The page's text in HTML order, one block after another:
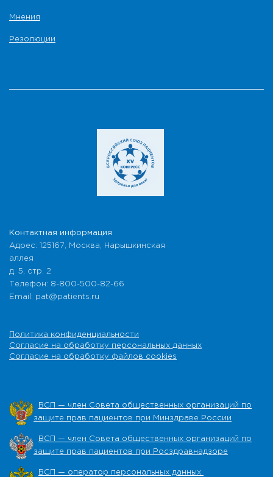
Мнения
Резолюции
Контактная информация
Адрес: 125167, Москва, Нарышкинская
аллея
д. 5, стр. 2
Телефон: 8-800-500-82-66
Email: pat@patients.ru
Политика конфиденциальности
Согласие на обработку персональных данных
Согласие на обработку файлов cookies
ВСП — член Совета общественных организаций по
защите прав пациентов при Минздраве России
ВСП — член Совета общественных организаций по
защите прав пациентов при Росздравнадзоре
ВСП — оператор персональных данных